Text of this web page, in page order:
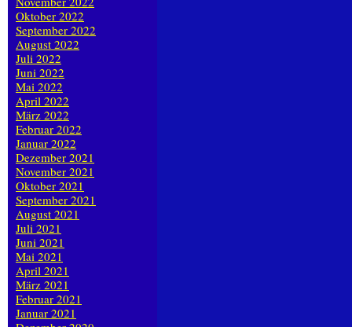
Oktober 2022
September 2022
August 2022
Juli 2022
Juni 2022
Mai 2022
April 2022
März 2022
Februar 2022
Januar 2022
Dezember 2021
November 2021
Oktober 2021
September 2021
August 2021
Juli 2021
Juni 2021
Mai 2021
April 2021
März 2021
Februar 2021
Januar 2021